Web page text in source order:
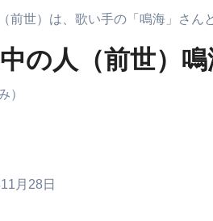
前世）は、歌い手の「鳴海」さん
の人（前世）
）
月28日